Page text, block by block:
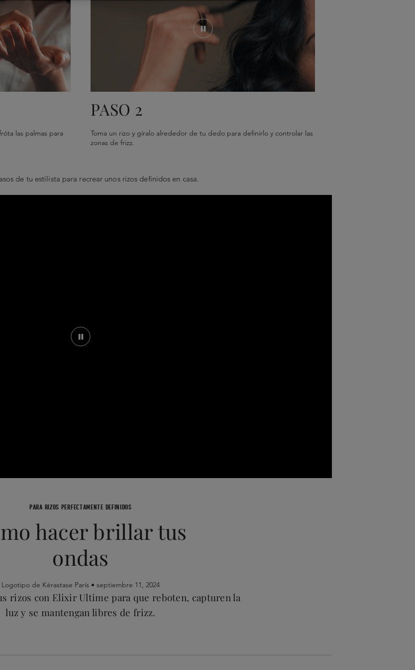
las palmas para
PASO 2
Toma un rizo y gíralo alrededor de tu dedo para definirlo y controlar las
zonas de frizz.
de tu estilista para recrear unos rizos definidos en casa.
PARA RIZOS PERFECTAMENTE DEFINIDOS
hacer brillar tus
ondas
Logotipo de Kérastase París • septiembre 11, 2024
rizos con Elixir Ultime para que reboten, capturen la
luz y se mantengan libres de frizz.